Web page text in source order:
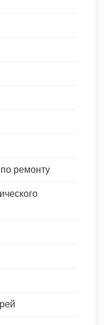
ремонту